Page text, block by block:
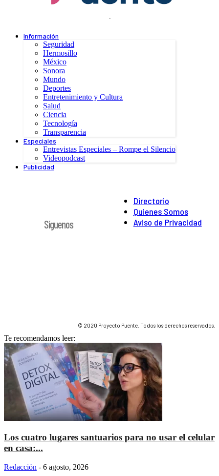
.
Información
Seguridad
Hermosillo
México
Sonora
Mundo
Deportes
Entretenimiento y Cultura
Salud
Ciencia
Tecnología
Transparencia
Especiales
Entrevistas Especiales – Rompe el Silencio
Videopodcast
Publicidad
Directorio
Quienes Somos
Aviso de Privacidad
Síguenos
© 2020 Proyecto Puente. Todos los derechos reservados.
Te recomendamos leer:
Los cuatro lugares santuarios para no usar el celular
en casa:...
Redacción - 6 agosto, 2026